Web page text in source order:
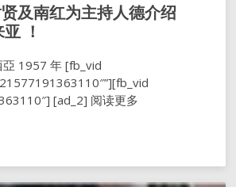
及南红为主持人德介绍
！
1957 年 [fb_vid
[ad_2] 阅读更多